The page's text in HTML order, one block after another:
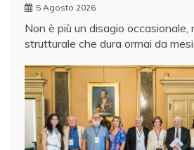
5 Agosto 2026
Non è più un disagio occasionale,
strutturale che dura ormai da mesi…